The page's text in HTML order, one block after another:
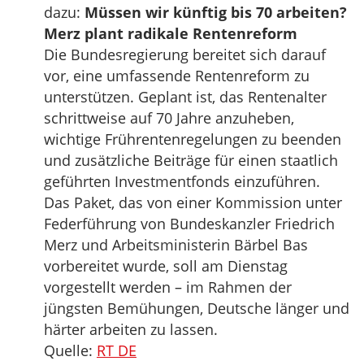
dazu: Müssen wir künftig bis 70 arbeiten?
Merz plant radikale Rentenreform
Die Bundesregierung bereitet sich darauf
vor, eine umfassende Rentenreform zu
unterstützen. Geplant ist, das Rentenalter
schrittweise auf 70 Jahre anzuheben,
wichtige Frührentenregelungen zu beenden
und zusätzliche Beiträge für einen staatlich
geführten Investmentfonds einzuführen.
Das Paket, das von einer Kommission unter
Federführung von Bundeskanzler Friedrich
Merz und Arbeitsministerin Bärbel Bas
vorbereitet wurde, soll am Dienstag
vorgestellt werden – im Rahmen der
jüngsten Bemühungen, Deutsche länger und
härter arbeiten zu lassen.
Quelle: RT DE